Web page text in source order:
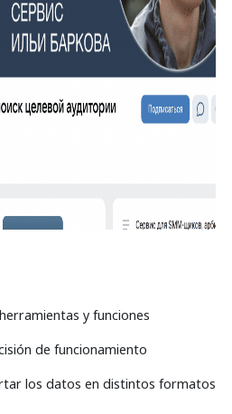
y funciones
de funcionamiento
los datos en distintos formatos